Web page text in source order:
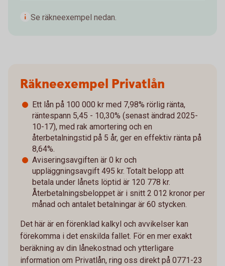
Se räkneexempel nedan.
Räkneexempel Privatlån
Ett lån på 100 000 kr med 7,98% rörlig ränta,
räntespann 5,45 - 10,30% (senast ändrad 2025-
10-17), med rak amortering och en
återbetalningstid på 5 år, ger en effektiv ränta på
8,64%.
Aviseringsavgiften är 0 kr och
uppläggningsavgift 495 kr. Totalt belopp att
betala under lånets löptid är 120 778 kr.
Återbetalningsbeloppet är i snitt 2 012 kronor per
månad och antalet betalningar är 60 stycken.
Det här är en förenklad kalkyl och avvikelser kan
förekomma i det enskilda fallet. För en mer exakt
beräkning av din lånekostnad och ytterligare
information om Privatlån, ring oss direkt på 0771-23